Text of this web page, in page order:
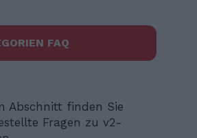
FAQ
Abschnitt finden Sie
Fragen zu v2-